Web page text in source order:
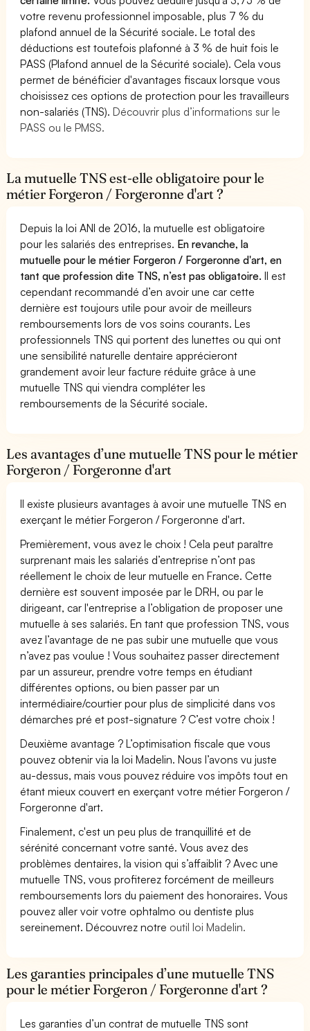
votre revenu professionnel imposable, plus 7 % du
plafond annuel de la Sécurité sociale. Le total des
déductions est toutefois plafonné à 3 % de huit fois le
PASS (Plafond annuel de la Sécurité sociale). Cela vous
permet de bénéficier d'avantages fiscaux lorsque vous
choisissez ces options de protection pour les travailleurs
non-salariés (TNS).Découvrir plus d’informations sur le
PASS ou le PMSS.
La mutuelle TNS est-elle obligatoire pour le
métier Forgeron / Forgeronne d'art ?
Depuis la loi ANI de 2016, la mutuelle est obligatoire
pour les salariés des entreprises. En revanche, la
mutuelle pour le métier Forgeron / Forgeronne d'art, en
tant que profession dite TNS, n’est pas obligatoire.Il est
cependant recommandé d’en avoir une car cette
dernière est toujours utile pour avoir de meilleurs
remboursements lors de vos soins courants. Les
professionnels TNS qui portent des lunettes ou qui ont
une sensibilité naturelle dentaire apprécieront
grandement avoir leur facture réduite grâce à une
mutuelle TNS qui viendra compléter les
remboursements de la Sécurité sociale.
Les avantages d’une mutuelle TNS pour le métier
Forgeron / Forgeronne d'art
Il existe plusieurs avantages à avoir une mutuelle TNS en
exerçant le métier Forgeron / Forgeronne d'art.
Premièrement, vous avez le choix ! Cela peut paraître
surprenant mais les salariés d’entreprise n’ont pas
réellement le choix de leur mutuelle en France. Cette
dernière est souvent imposée par le DRH, ou par le
dirigeant, car l'entreprise a l’obligation de proposer une
mutuelle à ses salariés. En tant que profession TNS, vous
avez l’avantage de ne pas subir une mutuelle que vous
n’avez pas voulue ! Vous souhaitez passer directement
par un assureur, prendre votre temps en étudiant
différentes options, ou bien passer par un
intermédiaire/courtier pour plus de simplicité dans vos
démarches pré et post-signature ? C’est votre choix !
Deuxième avantage ? L’optimisation fiscale que vous
pouvez obtenir via la loi Madelin. Nous l’avons vu juste
au-dessus, mais vous pouvez réduire vos impôts tout en
étant mieux couvert en exerçant votre métier Forgeron /
Forgeronne d'art.
Finalement, c'est un peu plus de tranquillité et de
sérénité concernant votre santé. Vous avez des
problèmes dentaires, la vision qui s’affaiblit ? Avec une
mutuelle TNS, vous profiterez forcément de meilleurs
remboursements lors du paiement des honoraires. Vous
pouvez aller voir votre ophtalmo ou dentiste plus
sereinement. Découvrez notre outil loi Madelin.
Les garanties principales d’une mutuelle TNS
pour le métier Forgeron / Forgeronne d'art ?
Les garanties d’un contrat de mutuelle TNS sont